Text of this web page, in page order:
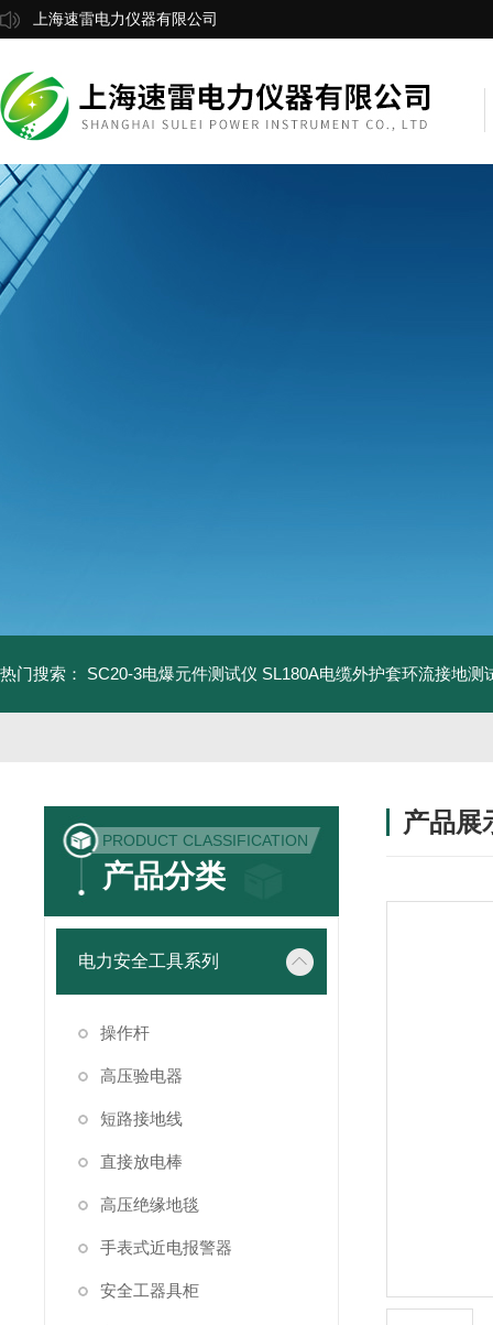
上海速雷电力仪器有限公司
热门搜索： SC20-3电爆元件测试仪 SL180A电缆外护套环流接地测
PRODUCT CLASSIFICATION
产品分类
电力安全工具系列
操作杆
高压验电器
短路接地线
直接放电棒
高压绝缘地毯
手表式近电报警器
安全工器具柜
产品展